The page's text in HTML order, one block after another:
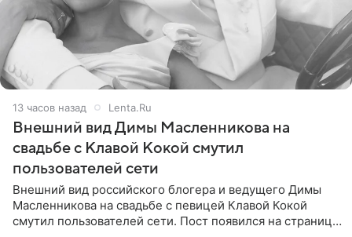
13 часов назад Lenta.Ru
Внешний вид Димы Масленникова на
свадьбе с Клавой Кокой смутил
пользователей сети
Внешний вид российского блогера и ведущего Димы
Масленникова на свадьбе с певицей Клавой Кокой
смутил пользователей сети. Пост появился на странице